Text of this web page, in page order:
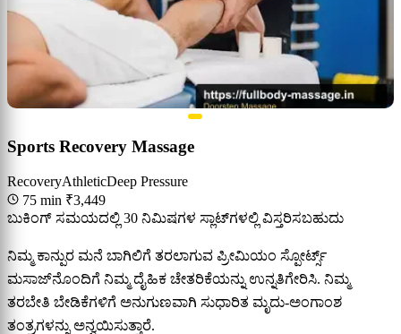
Sports Recovery Massage
RecoveryAthleticDeep Pressure
75 min ₹3,449
ಬುಕಿಂಗ್ ಸಮಯದಲ್ಲಿ 30 ನಿಮಿಷಗಳ ಸ್ಲಾಟ್‌ಗಳಲ್ಲಿ ವಿಸ್ತರಿಸಬಹುದು
ನಿಮ್ಮ ಕಾನ್ಪುರ ಮನೆ ಬಾಗಿಲಿಗೆ ತರಲಾಗುವ ಪ್ರೀಮಿಯಂ ಸ್ಪೋರ್ಟ್ಸ್
ಮಸಾಜ್‌ನೊಂದಿಗೆ ನಿಮ್ಮ ದೈಹಿಕ ಚೇತರಿಕೆಯನ್ನು ಉನ್ನತಿಗೇರಿಸಿ. ನಿಮ್ಮ
ತರಬೇತಿ ಬೇಡಿಕೆಗಳಿಗೆ ಅನುಗುಣವಾಗಿ ಸುಧಾರಿತ ಮೃದು-ಅಂಗಾಂಶ
ತಂತ್ರಗಳನ್ನು ಅನ್ವಯಿಸುತ್ತಾರೆ.